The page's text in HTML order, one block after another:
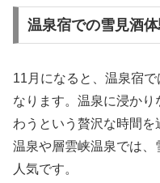
温泉宿での雪見酒
11月になると、温泉宿
なります。温泉に浸か
わうという贅沢な時間を
温泉や層雲峡温泉では
人気です。